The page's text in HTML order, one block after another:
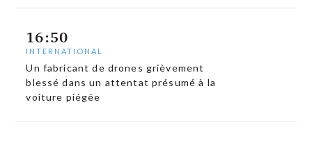
16:50
INTERNATIONAL
Un fabricant de drones grièvement
blessé dans un attentat présumé à la
voiture piégée